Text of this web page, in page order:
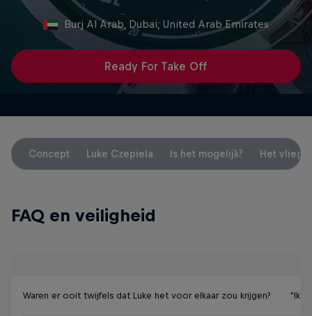
Burj Al Arab, Dubai, United Arab Emirates
Ready For Take Off
Concept Luke Czepiela Is het mogelijk? Het
FAQ en veiligheid
Waren er ooit twijfels dat Luke het voor elkaar zou krijgen? "Ik